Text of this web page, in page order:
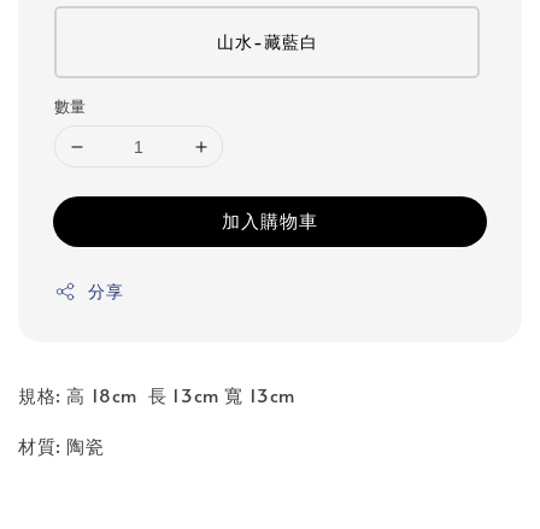
山水-藏藍白
數量
加入購物車
分享
規格: 高 18cm 長 13cm 寬 13cm
材質: 陶瓷